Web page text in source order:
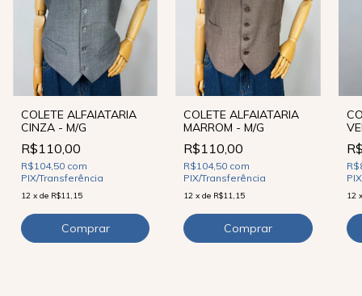
COLETE ALFAIATARIA
CINZA - M/G
R$110,00
R$104,50 com
PIX/Transferência
12 x de R$11,15
COLETE ALFAIATARIA
MARROM - M/G
R$110,00
R$104,50 com
PIX/Transferência
12 xde R$11,15 12